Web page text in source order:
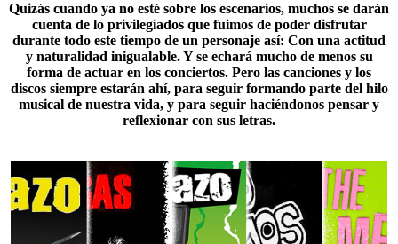
Quizás cuando ya no esté sobre los escenarios, muchos se darán
cuenta de lo privilegiados que fuimos de poder disfrutar
durante todo este tiempo de un personaje así: Con una actitud
y naturalidad inigualable. Y se echará mucho de menos su
forma de actuar en los conciertos. Pero las canciones y los
discos siempre estarán ahí, para seguir formando parte del hilo
musical de nuestra vida, y para seguir haciéndonos pensar y
reflexionar con sus letras.